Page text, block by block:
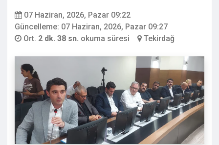
07 Haziran, 2026, Pazar 09:22
Güncelleme: 07 Haziran, 2026, Pazar 09:27
Ort. 2 dk. 38 sn. okuma süresi Tekirdağ